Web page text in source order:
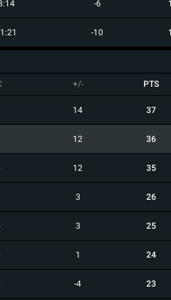
-6
-10
+/- PTS
14 37
12 36
12 35
3 26
3 25
1 24
-4 23